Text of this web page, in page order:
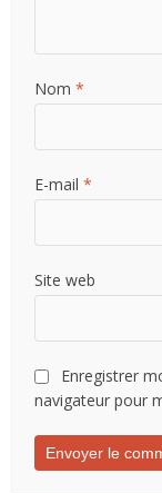
Nom*
E-mail*
Site web
Enregistrer
navigateur pour